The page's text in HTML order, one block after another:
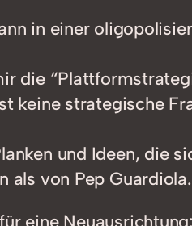
in einer
die
keine strategische
und Ideen, die
als von Pep Guardiola.
eine Neuausrichtung: